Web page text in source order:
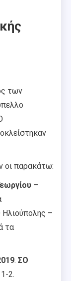
των
οι παρακάτω:
–
Ηλιούπολης –
τα
. ΣΟ
2.